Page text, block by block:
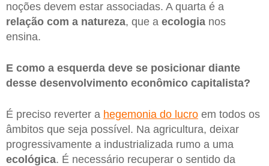
noções devem estar associadas. A quarta é a
relação com a natureza, que a ecologia nos
ensina.
E como a esquerda deve se posicionar diante
desse desenvolvimento econômico capitalista?
É preciso reverter a hegemonia do lucro em todos os
âmbitos que seja possível. Na agricultura, deixar
progressivamente a industrializada rumo a uma
ecológica. É necessário recuperar o sentido da